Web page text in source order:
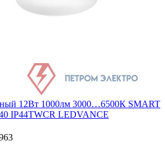
12Вт 1000лм 3000…6500К SMART
IP44TWCR LEDVANCE